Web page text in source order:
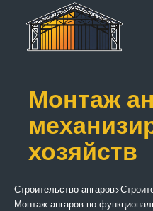
Монтаж
хозяйств
Строительство ангаров>
Монтаж ангаров по